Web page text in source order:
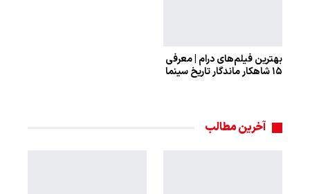
بهترین فیلم‌های درام | معرفی
۱۵ شاهکار ماندگار تاریخ سینما
آخرین مطالب